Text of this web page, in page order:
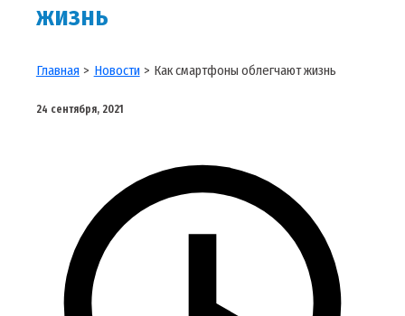
жизнь
Главная Новости Как смартфоны облегчают жизнь
24 сентября, 2021